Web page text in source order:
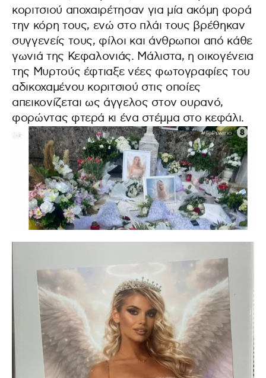
κοριτσιού αποχαιρέτησαν για μία ακόμη φορά
την κόρη τους, ενώ στο πλάι τους βρέθηκαν
συγγενείς τους, φίλοι και άνθρωποι από κάθε
γωνιά της Κεφαλονιάς. Μάλιστα, η οικογένεια
της Μυρτούς έφτιαξε νέες φωτογραφίες του
αδικοχαμένου κοριτσιού στις οποίες
απεικονίζεται ως άγγελος στον ουρανό,
φορώντας φτερά κι ένα στέμμα στο κεφάλι.